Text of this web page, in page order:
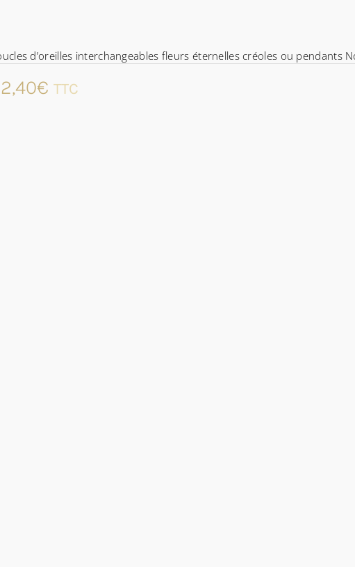
d’oreilles interchangeables fleurs éternelles créoles ou pendants
€ TTC